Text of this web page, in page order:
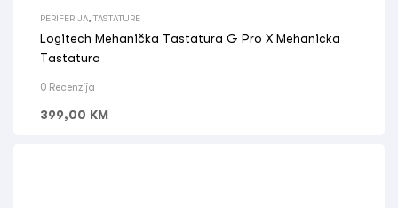
PERIFERIJA TASTATURE
Logitech Mehanička Tastatura G Pro X Mehanicka
Tastatura
0 Recenzija
399,00 KM